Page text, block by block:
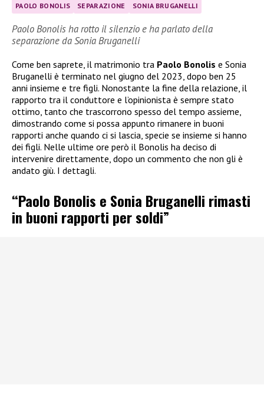
PAOLO BONOLIS SEPARAZIONE SONIA BRUGANELLI
Paolo Bonolis ha rotto il silenzio e ha parlato della
separazione da Sonia Bruganelli
Come ben saprete, il matrimonio tra Paolo Bonolis e Sonia
Bruganelli è terminato nel giugno del 2023, dopo ben 25
anni insieme e tre figli. Nonostante la fine della relazione, il
rapporto tra il conduttore e l’opinionista è sempre stato
ottimo, tanto che trascorrono spesso del tempo assieme,
dimostrando come si possa appunto rimanere in buoni
rapporti anche quando ci si lascia, specie se insieme si hanno
dei figli. Nelle ultime ore però il Bonolis ha deciso di
intervenire direttamente, dopo un commento che non gli è
andato giù. I dettagli.
“Paolo Bonolis e Sonia Bruganelli rimasti
in buoni rapporti per soldi”